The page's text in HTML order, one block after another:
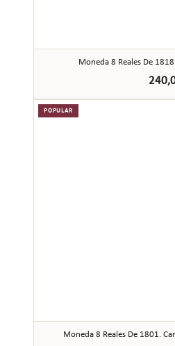
Moneda 8 Reales De
POPULAR
Moneda 8 Reales De 1801.